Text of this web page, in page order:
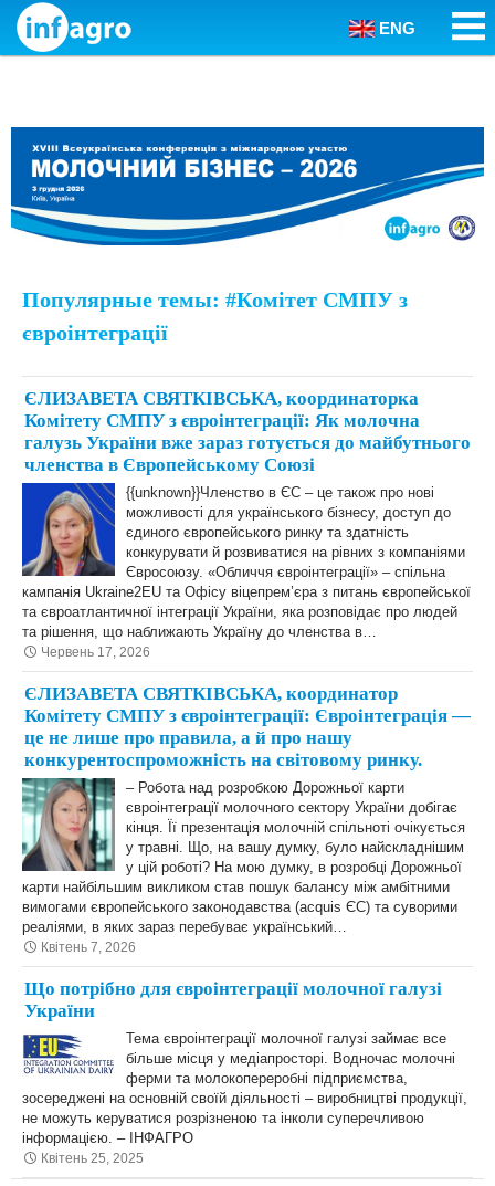
Skip to content
ENG
Популярные темы: #Комітет СМПУ з
євроінтеграції
ЄЛИЗАВЕТА СВЯТКІВСЬКА, координаторка
Комітету СМПУ з євроінтеграції: Як молочна
галузь України вже зараз готується до майбутнього
членства в Європейському Союзі
{{unknown}}Членство в ЄС – це також про нові
можливості для українського бізнесу, доступ до
єдиного європейського ринку та здатність
конкурувати й розвиватися на рівних з компаніями
Євросоюзу. «Обличчя євроінтеграції» – спільна
кампанія Ukraine2EU та Офісу віцепрем’єра з питань європейської
та євроатлантичної інтеграції України, яка розповідає про людей
та рішення, що наближають Україну до членства в…
Червень 17, 2026
ЄЛИЗАВЕТА СВЯТКІВСЬКА, координатор
Комітету СМПУ з євроінтеграції: Євроінтеграція —
це не лише про правила, а й про нашу
конкурентоспроможність на світовому ринку.
– Робота над розробкою Дорожньої карти
євроінтеграції молочного сектору України добігає
кінця. Її презентація молочній спільноті очікується
у травні. Що, на вашу думку, було найскладнішим
у цій роботі? На мою думку, в розробці Дорожньої
карти найбільшим викликом став пошук балансу між амбітними
вимогами європейського законодавства (acquis ЄС) та суворими
реаліями, в яких зараз перебуває український…
Квітень 7, 2026
Що потрібно для євроінтеграції молочної галузі
України
Тема євроінтеграції молочної галузі займає все
більше місця у медіапросторі. Водночас молочні
ферми та молокопереробні підприємства,
зосереджені на основній своїй діяльності – виробництві продукції,
не можуть керуватися розрізненою та інколи суперечливою
інформацією. – ІНФАГРО
Квітень 25, 2025